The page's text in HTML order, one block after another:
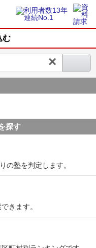
む
×
探す
の塾を判定します。
きます。